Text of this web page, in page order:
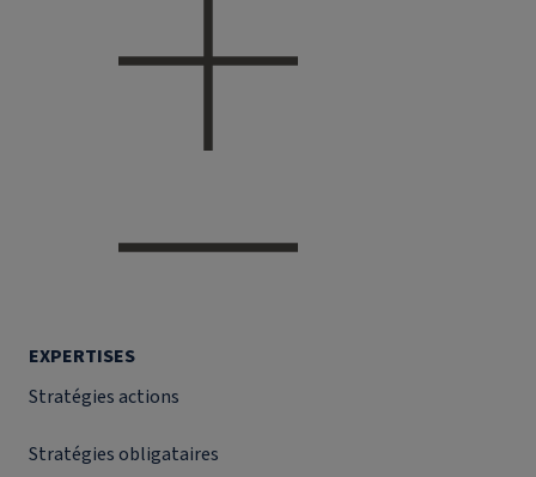
EXPERTISES
Stratégies actions
Stratégies obligataires